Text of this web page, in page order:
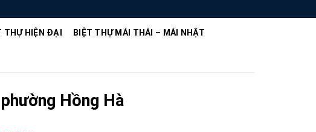
THỰ HIỆN ĐẠI BIỆT THỰ MÁI THÁI – MÁI NHẬT
Hồng Hà